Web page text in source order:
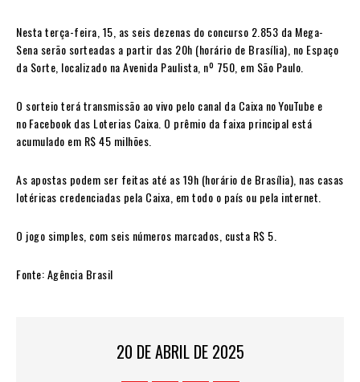
Nesta terça-feira, 15, as seis dezenas do concurso 2.853 da Mega-
Sena serão sorteadas a partir das 20h (horário de Brasília), no Espaço
da Sorte, localizado na Avenida Paulista, nº 750, em São Paulo.
O sorteio terá transmissão ao vivo pelo canal da Caixa no YouTube e
no Facebook das Loterias Caixa. O prêmio da faixa principal está
acumulado em R$ 45 milhões.
As apostas podem ser feitas até as 19h (horário de Brasília), nas casas
lotéricas credenciadas pela Caixa, em todo o país ou pela internet.
O jogo simples, com seis números marcados, custa R$ 5.
Fonte: Agência Brasil
20 DE ABRIL DE 2025